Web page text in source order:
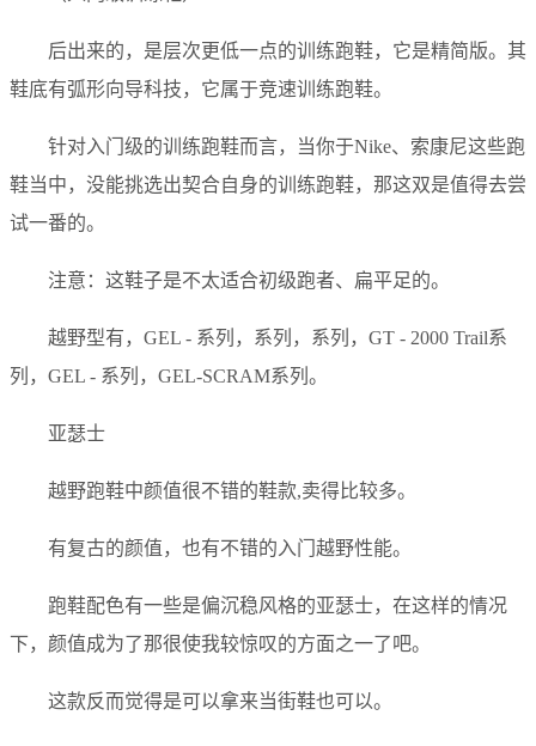
后出来的，是层次更低一点的训练跑鞋，它是精简版。其
鞋底有弧形向导科技，它属于竞速训练跑鞋。
针对入门级的训练跑鞋而言，当你于Nike、索康尼这些跑
鞋当中，没能挑选出契合自身的训练跑鞋，那这双是值得去尝
试一番的。
注意：这鞋子是不太适合初级跑者、扁平足的。
越野型有，GEL - 系列，系列，系列，GT - 2000 Trail系
列，GEL - 系列，GEL-SCRAM系列。
亚瑟士
越野跑鞋中颜值很不错的鞋款,卖得比较多。
有复古的颜值，也有不错的入门越野性能。
跑鞋配色有一些是偏沉稳风格的亚瑟士，在这样的情况
下，颜值成为了那很使我较惊叹的方面之一了吧。
这款反而觉得是可以拿来当街鞋也可以。